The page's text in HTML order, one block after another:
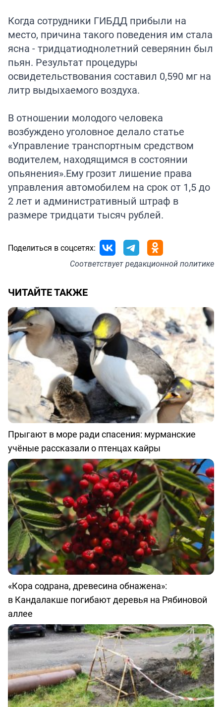
Когда сотрудники ГИБДД прибыли на
место, причина такого поведения им стала
ясна - тридцатиоднолетний северянин был
пьян. Результат процедуры
освидетельствования составил 0,590 мг на
литр выдыхаемого воздуха.
В отношении молодого человека
возбуждено уголовное делало статье
«Управление транспортным средством
водителем, находящимся в состоянии
опьянения».Ему грозит лишение права
управления автомобилем на срок от 1,5 до
2 лет и административный штраф в
размере тридцати тысяч рублей.
Поделиться в соцсетях:
Соответствуетредакционной политике
ЧИТАЙТЕ ТАКЖЕ
Прыгают в море ради спасения: мурманские
учёные рассказали о птенцах кайры
«Кора содрана, древесина обнажена»:
в Кандалакше погибают деревья на Рябиновой
аллее